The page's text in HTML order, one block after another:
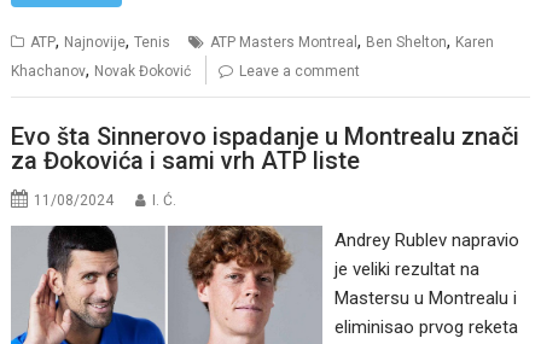
ATP, Najnovije,Tenis ATP Masters Montreal, Ben Shelton, Karen
Khachanov, Novak Đoković Leave a comment
Evo šta Sinnerovo ispadanje u Montrealu znači
za Đokovića i sami vrh ATP liste
11/08/2024 I. Ć.
Andrey Rublev napravio
je veliki rezultat na
Mastersu u Montrealu i
eliminisao prvog reketa